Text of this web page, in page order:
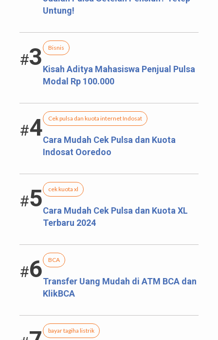
Untung!
#3 Bisnis
Kisah Aditya Mahasiswa Penjual Pulsa
Modal Rp 100.000
#4 Cek pulsa dan kuota internet Indosat
Cara Mudah Cek Pulsa dan Kuota
Indosat Ooredoo
#5 cek kuota xl
Cara Mudah Cek Pulsa dan Kuota XL
Terbaru 2024
#6 BCA
Transfer Uang Mudah di ATM BCA dan
KlikBCA
bayar tagiha listrik